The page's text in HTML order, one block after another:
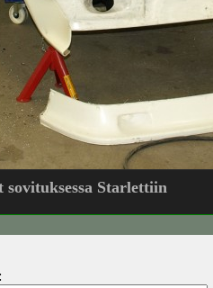
Starlettiin